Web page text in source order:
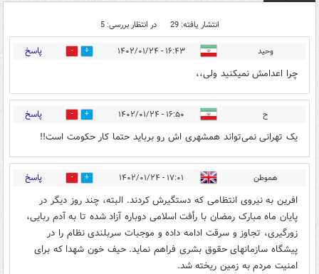
انتشار یافته: 29 در انتظار بررسی: 5
وحید ۱۶:۴۳ - ۱۴۰۲/۰۱/۲۴ 13 پاسخ
چرا اعدامش نمیکنید ولی،،
ح ۱۶:۵۰ - ۱۴۰۲/۰۱/۲۴ 2 پاسخ
یک تهرانی نمی‌تواند همشهری اش رو برباید حتما کار حکومت است!!
هموطن ۱۷:۰۱ - ۱۴۰۲/۰۱/۲۴ 3 پاسخ
افرین به نیروی انتظامی که دستگیرش کردند. البته، چند روز دیگر در
پایان ماه مبارک رمضان با رأفت اسلامی دوباره آزاد شده تا به آدم ربایی،
زورگیری، تجاوز و سرقت ادامه داده و موجبات سربلندی نظام را در
پیشگاه سازمانهای حقوق بشری فراهم نماید. حیف خون شهدا که برای
امنیت مردم به زمین ریخته شد.‌